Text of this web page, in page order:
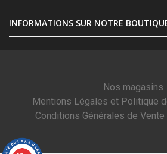
INFORMATIONS SUR NOTRE
Nos magasins
Mentions Légales et Politique
Conditions Générales de Vente